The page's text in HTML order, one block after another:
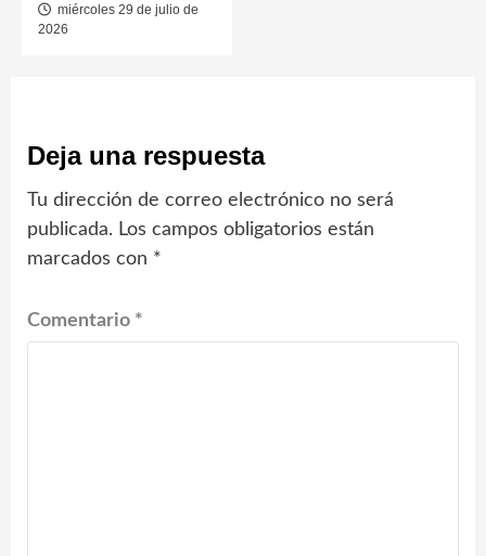
miércoles 29 de julio de
2026
Deja una respuesta
Tu dirección de correo electrónico no será
publicada. Los campos obligatorios están
marcados con *
Comentario *